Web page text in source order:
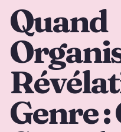
Préparer la fête
Jeux, imprimables et idées
Kit à imprimer gratuit
Outils Gratuits
Quand
Genre :